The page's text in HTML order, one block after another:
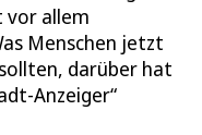
vor allem
Menschen jetzt
darüber hat
Anzeiger“